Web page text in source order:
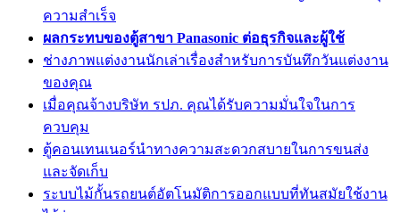
ความสำเร็จ
ผลกระทบของตู้สาขา Panasonic ต่อธุรกิจและผู้ใช้
ช่างภาพแต่งงานนักเล่าเรื่องสำหรับการบันทึกวันแต่งงาน
ของคุณ
เมื่อคุณจ้างบริษัท รปภ. คุณได้รับความมั่นใจในการ
ควบคุม
ตู้คอนเทนเนอร์นำทางความสะดวกสบายในการขนส่ง
และจัดเก็บ
ระบบไม้กั้นรถยนต์อัตโนมัติการออกแบบที่ทันสมัยใช้งาน